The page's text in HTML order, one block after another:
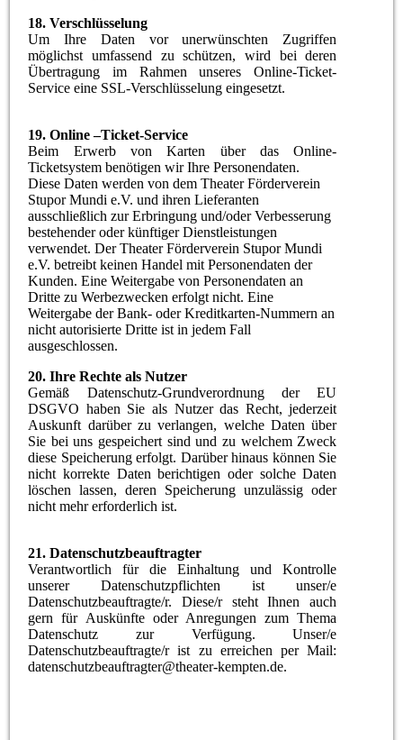
18. Verschlüsselung
Um Ihre Daten vor unerwünschten Zugriffen
möglichst umfassend zu schützen, wird bei deren
Übertragung im Rahmen unseres Online-Ticket-
Service eine SSL-Verschlüsselung eingesetzt.
19. Online –Ticket-Service
Beim Erwerb von Karten über das Online-
Ticketsystem benötigen wir Ihre Personendaten.
Diese Daten werden von dem Theater Förderverein
Stupor Mundi e.V. und ihren Lieferanten
ausschließlich zur Erbringung und/oder Verbesserung
bestehender oder künftiger Dienstleistungen
verwendet. Der Theater Förderverein Stupor Mundi
e.V. betreibt keinen Handel mit Personendaten der
Kunden. Eine Weitergabe von Personendaten an
Dritte zu Werbezwecken erfolgt nicht. Eine
Weitergabe der Bank- oder Kreditkarten-Nummern an
nicht autorisierte Dritte ist in jedem Fall
ausgeschlossen.
20. Ihre Rechte als Nutzer
Gemäß Datenschutz-Grundverordnung der EU
DSGVO haben Sie als Nutzer das Recht, jederzeit
Auskunft darüber zu verlangen, welche Daten über
Sie bei uns gespeichert sind und zu welchem Zweck
diese Speicherung erfolgt. Darüber hinaus können Sie
nicht korrekte Daten berichtigen oder solche Daten
löschen lassen, deren Speicherung unzulässig oder
nicht mehr erforderlich ist.
21. Datenschutzbeauftragter
Verantwortlich für die Einhaltung und Kontrolle
unserer Datenschutzpflichten ist unser/e
Datenschutzbeauftragte/r. Diese/r steht Ihnen auch
gern für Auskünfte oder Anregungen zum Thema
Datenschutz zur Verfügung. Unser/e
Datenschutzbeauftragte/r ist zu erreichen per Mail:
datenschutzbeauftragter@theater-kempten.de.